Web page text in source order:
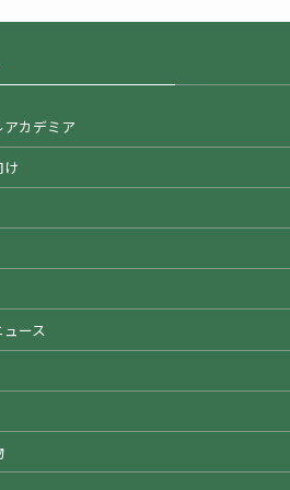
アカデミア
け
ース